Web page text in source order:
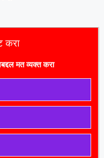
करा
मत व्यक्त करा